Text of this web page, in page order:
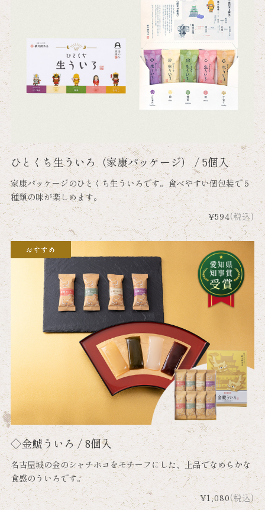
ひとくち生ういろ（家康パッケージ） / 5個入
家康パッケージのひとくち生ういろです。食べやすい個包装で５
種類の味が楽しめます。
¥594(税込)
◇金鯱ういろ / 8個入
名古屋城の金のシャチホコをモチーフにした、上品でなめらかな
食感のういろです。
¥1,080(税込)